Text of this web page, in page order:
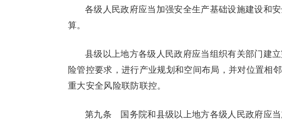
各级人民政府应当加强安全生产基础设施建设和
算。
县级以上地方各级人民政府应当组织有关部门建
险管控要求，进行产业规划和空间布局，并对位置相
重大安全风险联防联控。
第九条 国务院和县级以上地方各级人民政府应